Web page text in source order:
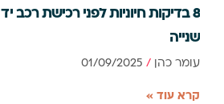
8 בדיקות חיוניות לפני רכישת רכב יד
שנייה
עומר כהן
קרא עוד »